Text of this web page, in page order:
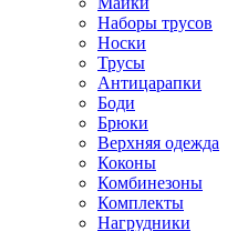
Наборы трусов
Носки
Трусы
Антицарапки
Боди
Брюки
Верхняя одежда
Коконы
Комбинезоны
Комплекты
Нагрудники